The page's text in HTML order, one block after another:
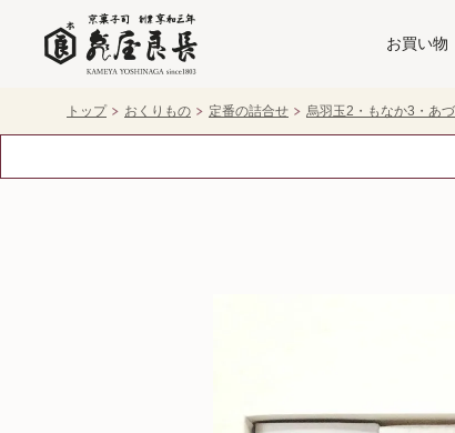
お買い物
トップ おくりもの 定番の詰合せ 烏羽玉2・もなか3・あ